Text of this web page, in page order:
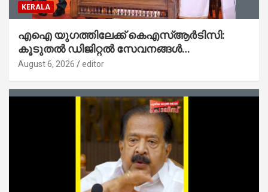
KERALA
എഐ യുഗത്തിലേക്ക് കെഎസ്ആർടിസി:
കൂടുതൽ ഡിജിറ്റൽ സേവനങ്ങൾ
ജനങ്ങളിലേക്കെത്തിക്കും – മന്ത്രി സി പി
August 6, 2026 editor